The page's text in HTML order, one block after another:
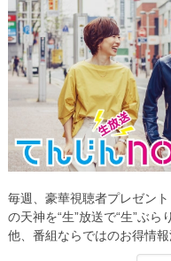
毎週、豪華視聴者プレゼン
の天神を“生”放送で“生”ぶ
他、番組ならではのお得情